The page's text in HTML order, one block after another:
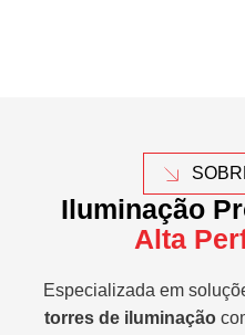
Iluminação
Alta
Especializada em
torres de iluminação